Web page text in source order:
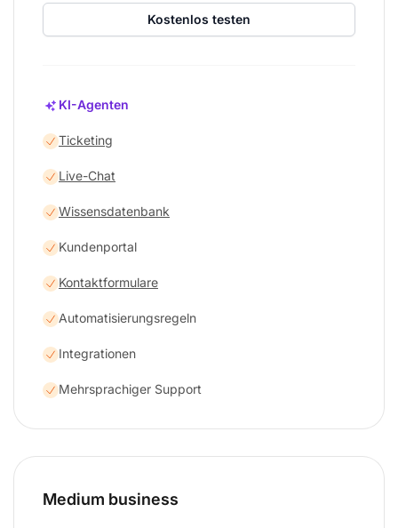
Kostenlos testen
KI-Agenten
Ticketing
Live-Chat
Wissensdatenbank
Kundenportal
Kontaktformulare
Automatisierungsregeln
Integrationen
Mehrsprachiger Support
Medium business